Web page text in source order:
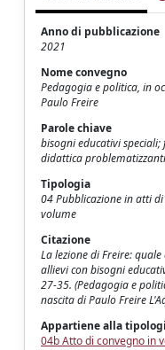
Anno di pubblicazione
2021
Nome convegno
Pedagogia e politica, in
Paulo Freire
Parole chiave
bisogni educativi
didattica problematizzanti
Tipologia
04 Pubblicazione in atti
volume
Citazione
La lezione di Freire:
allievi con bisogni
27-35. (Pedagogia e
nascita di Paulo Freire
Appartiene alla
04b Atto di convegno in